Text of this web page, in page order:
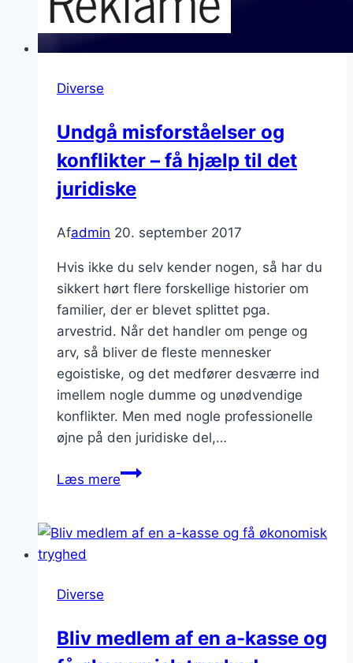
Diverse
Undgå misforståelser og
konflikter – få hjælp til det
juridiske
Afadmin 20. september 2017
Hvis ikke du selv kender nogen, så har du
sikkert hørt flere forskellige historier om
familier, der er blevet splittet pga.
arvestrid. Når det handler om penge og
arv, så bliver de fleste mennesker
egoistiske, og det medfører desværre ind
imellem nogle dumme og unødvendige
konflikter. Men med nogle professionelle
øjne på den juridiske del,…
Læs mereUndgå
konflikter
det
Diverse
Bliv medlem af en a-kasse og